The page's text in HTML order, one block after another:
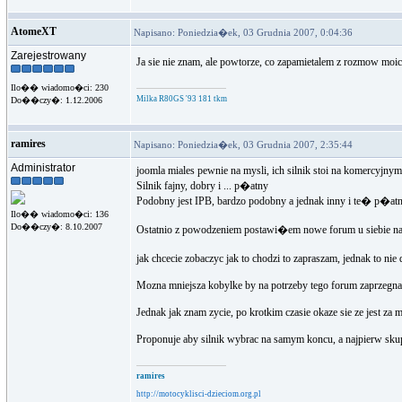
AtomeXT Napisano: Poniedzia�ek, 03 Grudnia 2007, 0:04:36
Zarejestrowany
Ilo�� wiadomo�ci: 230
Do��czy�: 1.12.2006
Ja sie nie znam, ale powtorze, co zapamietalem z rozmow
Milka R80GS '93 181 tkm
ramires Napisano: Poniedzia�ek, 03 Grudnia 2007, 2:35:44
Administrator
Ilo�� wiadomo�ci: 136
Do��czy�: 8.10.2007
joomla miales pewnie na mysli, ich silnik stoi na
Silnik fajny, dobry i ... p�atny
Podobny jest IPB, bardzo podobny a jednak inny i te�
Ostatnio z powodzeniem postawi�em nowe forum u siebie
jak chcecie zobaczyc jak to chodzi to zapraszam, jednak to
Mozna mniejsza kobylke by na potrzeby tego forum
Jednak jak znam zycie, po krotkim czasie okaze sie ze jest za
Proponuje aby silnik wybrac na samym koncu, a najpierw
ramires
http://motocyklisci-dzieciom.org.pl